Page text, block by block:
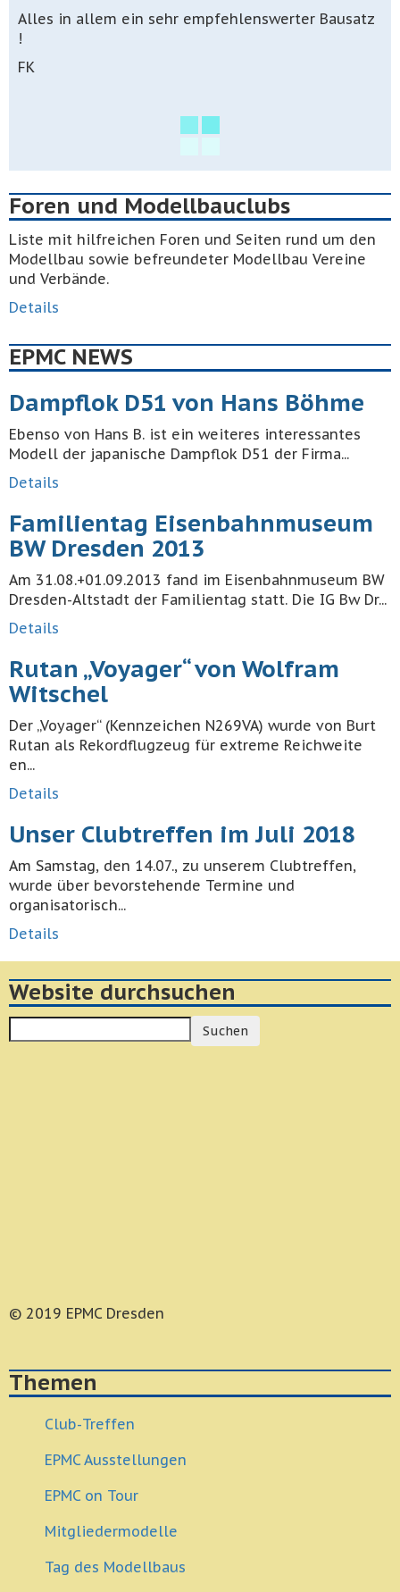
Alles in allem ein sehr empfehlenswerter Bausatz
!
FK
Foren und Modellbauclubs
Liste mit hilfreichen Foren und Seiten rund um den
Modellbau sowie befreundeter Modellbau Vereine
und Verbände.
Details
EPMC NEWS
Dampflok D51 von Hans Böhme
Ebenso von Hans B. ist ein weiteres interessantes
Modell der japanische Dampflok D51 der Firma...
Details
Familientag Eisenbahnmuseum
BW Dresden 2013
Am 31.08.+01.09.2013 fand im Eisenbahnmuseum BW
Dresden-Altstadt der Familientag statt. Die IG Bw Dr...
Details
Rutan „Voyager“ von Wolfram
Witschel
Der „Voyager“ (Kennzeichen N269VA) wurde von Burt
Rutan als Rekordflugzeug für extreme Reichweite
en...
Details
Unser Clubtreffen im Juli 2018
Am Samstag, den 14.07., zu unserem Clubtreffen,
wurde über bevorstehende Termine und
organisatorisch...
Details
Website durchsuchen
Suchen
© 2019 EPMC Dresden
Themen
Club-Treffen
EPMC Ausstellungen
EPMC on Tour
Mitgliedermodelle
Tag des Modellbaus